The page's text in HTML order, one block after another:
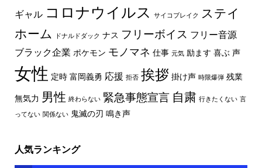
ギャル コロナウイルス サイコブレイク ステイ
ホーム
ドナルドダック ナス フリーボイス フリー音源
ブラック企業 ポケモン モノマネ 仕事 元気 励ます 喜ぶ 声
女性 定時 富岡義勇 応援 拒否 挨拶 掛け声 時限爆弾 残業
無気力 男性 終わらない 緊急事態宣言 自粛 行きたくない 言
ってない 関係ない 鬼滅の刃 鳴き声
人気ランキング